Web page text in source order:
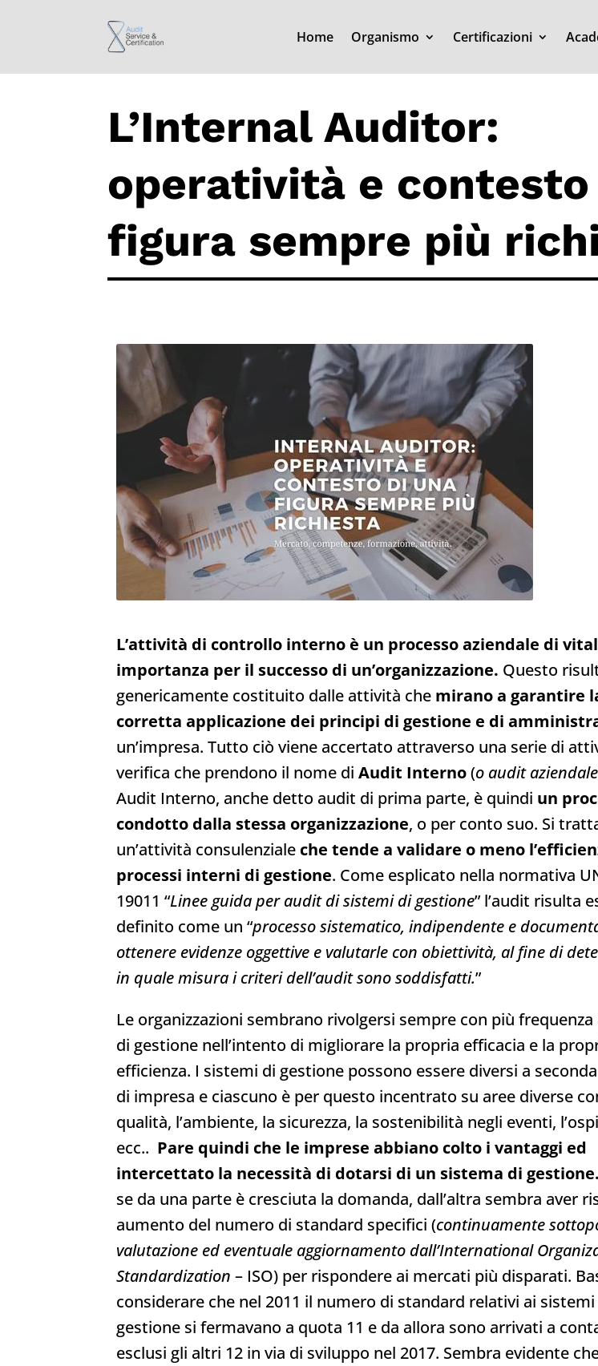
Home Organismo Certificazioni
L’Internal Auditor:
operatività e
figura sempre più
L’attività di controllo interno è un processo aziendale di
importanza per il successo di un’organizzazione. Questo
genericamente costituito dalle attività che mirano a garantire
corretta applicazione dei principi di gestione e di
un’impresa. Tutto ciò viene accertato attraverso una serie di
verifica che prendono il nome di Audit Interno(o audit aziendale
Audit Interno, anche detto audit di prima parte, è quindi un
condotto dalla stessa organizzazione, o per conto suo. Si
un’attività consulenziale che tende a validare o meno
processi interni di gestione. Come esplicato nella normativa
19011 “Linee guida per audit di sistemi di gestione” l’audit risulta
definito come un “processo sistematico, indipendente e
ottenere evidenze oggettive e valutarle con obiettività, al fine di
in quale misura i criteri dell’audit sono soddisfatti.”
Le organizzazioni sembrano rivolgersi sempre con più
di gestione nell’intento di migliorare la propria efficacia e la
efficienza. I sistemi di gestione possono essere diversi a
di impresa e ciascuno è per questo incentrato su aree diverse
qualità, l’ambiente, la sicurezza, la sostenibilità negli eventi,
ecc.. Pare quindi che le imprese abbiano colto i vantaggi ed
intercettato la necessità di dotarsi di un sistema di gestione.
se da una parte è cresciuta la domanda, dall’altra sembra aver
aumento del numero di standard specifici (continuamente
valutazione ed eventuale aggiornamento dall’International
Standardization – ISO) per rispondere ai mercati più disparati.
considerare che nel 2011 il numero di standard relativi ai sistemi
gestione si fermavano a quota 11 e da allora sono arrivati a
esclusi gli altri 12 in via di sviluppo nel 2017. Sembra evidente